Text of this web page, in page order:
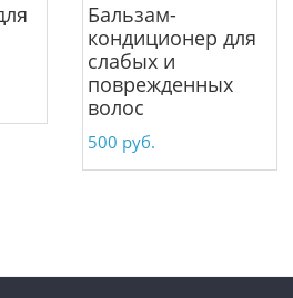
Бальзам-
кондиционер для
слабых и
поврежденных
волос
500 руб.